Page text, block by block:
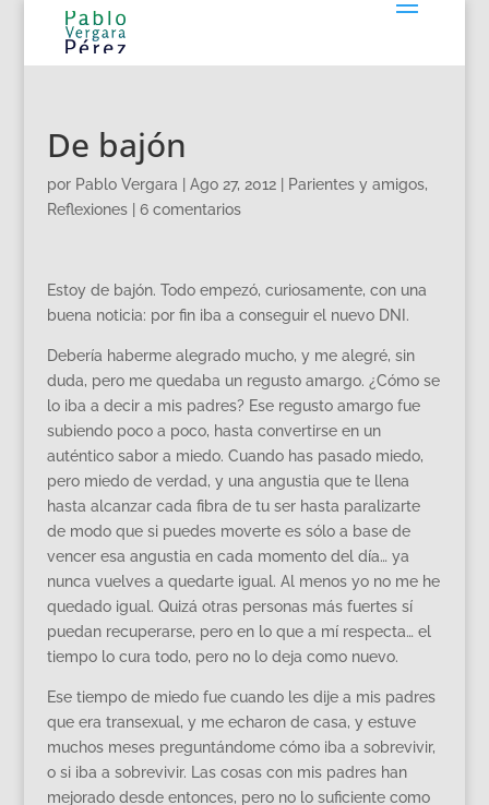
De bajón
por Pablo Vergara Ago 27, 2012| Parientes y amigos,
Reflexiones| 6 comentarios
Estoy de bajón. Todo empezó, curiosamente, con una
buena noticia: por fin iba a conseguir el nuevo DNI.
Debería haberme alegrado mucho, y me alegré, sin
duda, pero me quedaba un regusto amargo. ¿Cómo se
lo iba a decir a mis padres? Ese regusto amargo fue
subiendo poco a poco, hasta convertirse en un
auténtico sabor a miedo. Cuando has pasado miedo,
pero miedo de verdad, y una angustia que te llena
hasta alcanzar cada fibra de tu ser hasta paralizarte
de modo que si puedes moverte es sólo a base de
vencer esa angustia en cada momento del día… ya
nunca vuelves a quedarte igual. Al menos yo no me he
quedado igual. Quizá otras personas más fuertes sí
puedan recuperarse, pero en lo que a mí respecta… el
tiempo lo cura todo, pero no lo deja como nuevo.
Ese tiempo de miedo fue cuando les dije a mis padres
que era transexual, y me echaron de casa, y estuve
muchos meses preguntándome cómo iba a sobrevivir,
o si iba a sobrevivir. Las cosas con mis padres han
mejorado desde entonces, pero no lo suficiente como